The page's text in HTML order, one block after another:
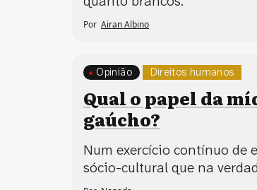
Por Airan Albino
Direitos humanos
Opinião
Qual o papel da
gaúcho?
Num exercício contínuo de
sócio-cultural que na